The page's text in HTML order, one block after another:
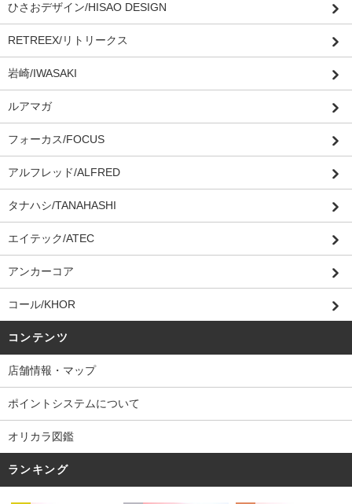
ひさおデザイン/HISAO DESIGN
RETREEX/リトリークス
岩崎/IWASAKI
ルアマガ
フォーカス/FOCUS
アルフレッド/ALFRED
タナハシ/TANAHASHI
エイテック/ATEC
アンカーコア
コール/KHOR
コンテンツ
店舗情報・マップ
ポイントシステムについて
オリカラ図鑑
ランキング